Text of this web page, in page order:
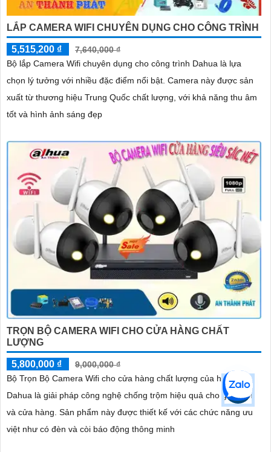
LẮP CAMERA WIFI CHUYÊN DỤNG CHO CÔNG TRÌNH
5,515,200 ₫
7,640,000 ₫
Bộ lắp Camera Wifi chuyên dụng cho công trình Dahua là lựa
chọn lý tưởng với nhiều đặc điểm nổi bật. Camera này được sản
xuất từ thương hiệu Trung Quốc chất lượng, với khả năng thu âm
tốt và hình ảnh sáng đẹp
TRỌN BỘ CAMERA WIFI CHO CỬA HÀNG CHẤT
LƯỢNG
5,800,000 ₫
9,000,000 ₫
Bộ Trọn Bộ Camera Wifi cho cửa hàng chất lượng của hãng
Dahua là giải pháp công nghệ chống trộm hiệu quả cho gia đình
và cửa hàng. Sản phẩm này được thiết kế với các chức năng ưu
việt như có đèn và còi báo động thông minh